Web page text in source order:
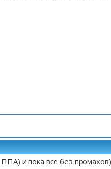
ППА) и пока все без промахов)